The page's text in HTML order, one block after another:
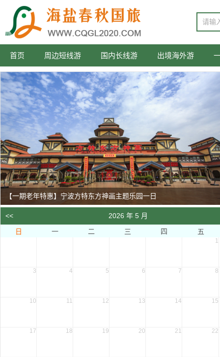
首页 周边短线游 国内长线游 出境海外游
【一期老年特惠】宁波方特东方神画主题乐园一日
<<
2026 年 5 月
日
一 二 三 四 五
1
3 4 5 6 7 8
10 11 12 13 14 15
17 18 19 20 21 22